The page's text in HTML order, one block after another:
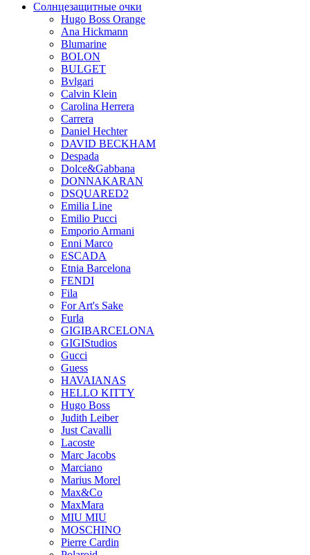
Солнцезащитные очки
Hugo Boss Orange
Ana Hickmann
Blumarine
BOLON
BULGET
Bvlgari
Calvin Klein
Carolina Herrera
Carrera
Daniel Hechter
DAVID BECKHAM
Despada
Dolce&Gabbana
DONNAKARAN
DSQUARED2
Emilia Line
Emilio Pucci
Emporio Armani
Enni Marco
ESCADA
Etnia Barcelona
FENDI
Fila
For Art's Sake
Furla
GIGIBARCELONA
GIGIStudios
Gucci
Guess
HAVAIANAS
HELLO KITTY
Hugo Boss
Judith Leiber
Just Cavalli
Lacoste
Marc Jacobs
Marciano
Marius Morel
Max&Co
MaxMara
MIU MIU
MOSCHINO
Pierre Cardin